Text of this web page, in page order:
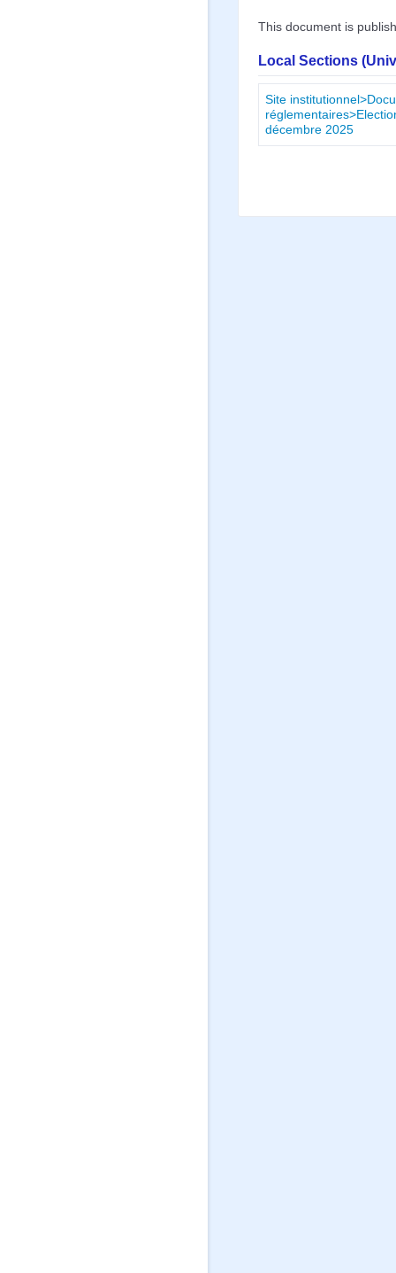
This document is
Local Sections
Site
décembre 2025